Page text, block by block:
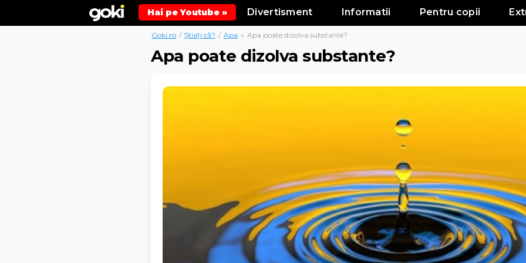
Hai pe Youtube » Divertisment Informatii Pentru copii
Goki.ro / Știați că? / Apa » Apa poate dizolva substante?
Apa poate dizolva substante?